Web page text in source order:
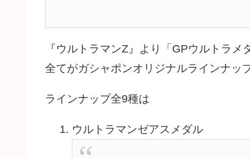
『ウルトラマンZ』より「GPウルトラメ
全てがガシャポンオリジナルラインナッ
ラインナップ全9種は
ウルトラマンゼアスメダル